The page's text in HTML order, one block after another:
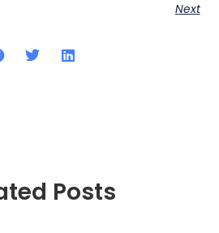
Next
Posts